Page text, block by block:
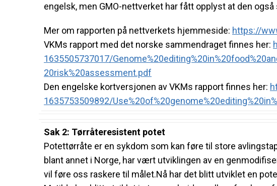
engelsk, men GMO-nettverket har fått opplyst at den også
Mer om rapporten på nettverkets hjemmeside: https://
VKMs rapport med det norske sammendraget finnes her:
1635505737017/Genome%
20risk%20assessment.pdf
Den engelske kortversjonen av VKMs rapport finnes her:
1635753509892/Use%20of%20genome%20editing%20in%
Sak 2: Tørråteresistent potet
Potettørråte er en sykdom som kan føre til store
blant annet i Norge, har vært utviklingen av en
vil føre oss raskere til målet.Nå har det blitt utviklet en